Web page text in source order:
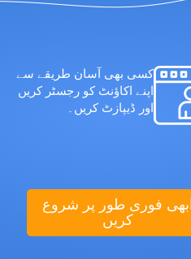
کسی بھی آسان طریقے سے
اپنے اکاؤنٹ کو رجسٹر کریں
اور ڈیپازٹ کریں۔
فوری طور پر شروع
کریں